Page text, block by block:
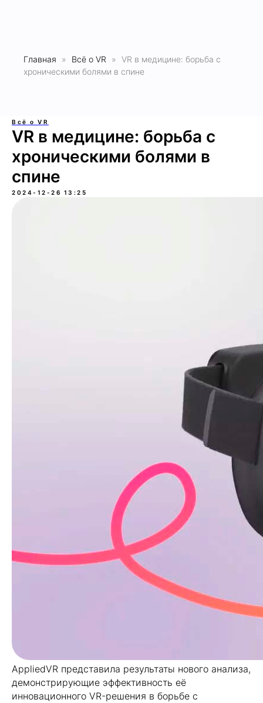
Главная Всё о VR
VR в медицине: борьба с
хроническими болями в спине
Всё о VR
VR в медицине: борьба с
хроническими болями в
спине
2024-12-26 13:25
AppliedVR представила результаты нового анализа,
демонстрирующие эффективность её
инновационного VR-решения в борьбе с